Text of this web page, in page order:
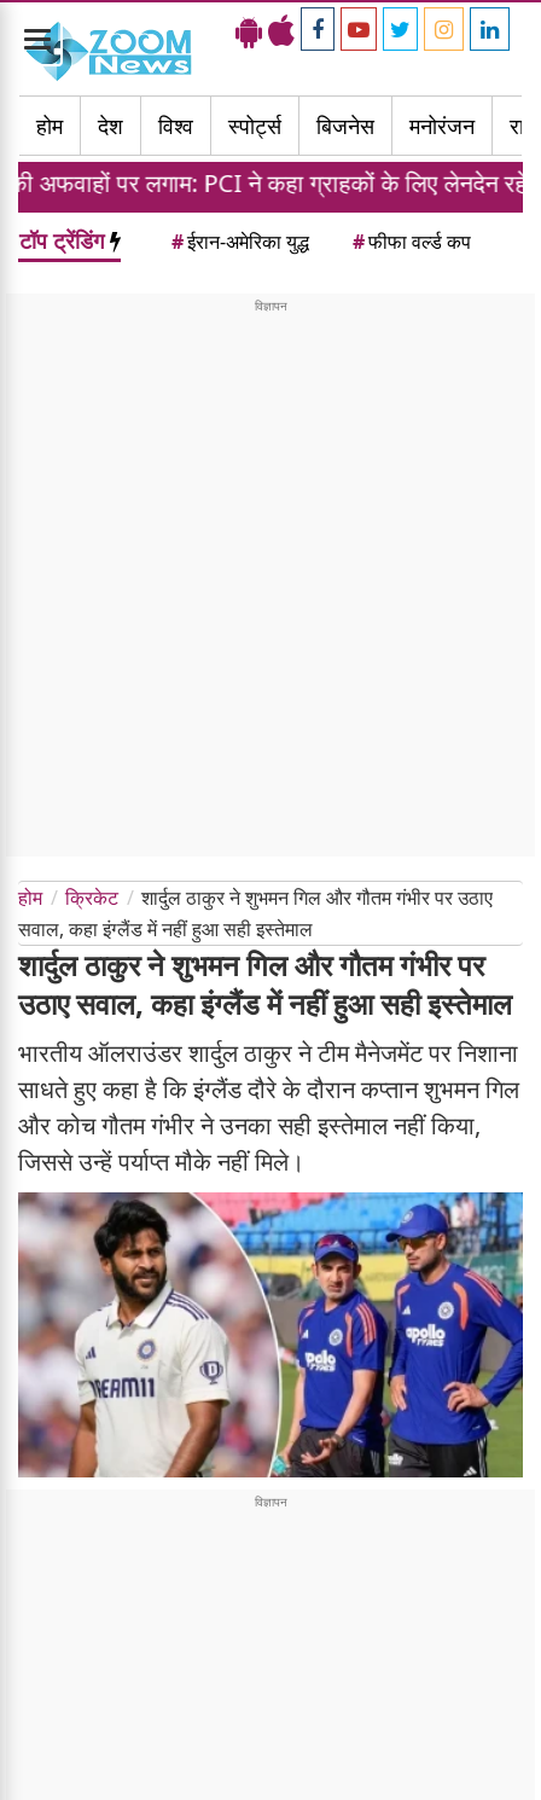
Toggle
navigation
होम
देश विश्व स्पोर्ट्स बिजनेस मनोरंजन
PCI ने कहा ग्राहकों के लिए लेनदेन रहेगा मुफ्त
टॉप ट्रेंडिंग #ईरान-अमेरिका युद्ध #फीफा वर्ल्ड कप
होम क्रिकेट
शार्दुल ठाकुर ने शुभमन गिल और गौतम गंभीर पर उठाए
सवाल, कहा इंग्लैंड में नहीं हुआ सही इस्तेमाल
शार्दुल ठाकुर ने शुभमन गिल और गौतम गंभीर पर
उठाए सवाल, कहा इंग्लैंड में नहीं हुआ सही इस्तेमाल
भारतीय ऑलराउंडर शार्दुल ठाकुर ने टीम मैनेजमेंट पर निशाना
साधते हुए कहा है कि इंग्लैंड दौरे के दौरान कप्तान शुभमन गिल
और कोच गौतम गंभीर ने उनका सही इस्तेमाल नहीं किया,
जिससे उन्हें पर्याप्त मौके नहीं मिले।